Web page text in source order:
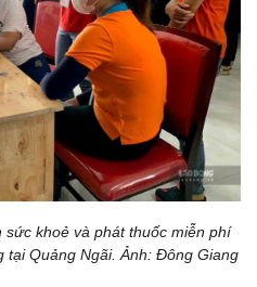
khoẻ và phát thuốc miễn phí
tại Quảng Ngãi. Ảnh: Đông Giang